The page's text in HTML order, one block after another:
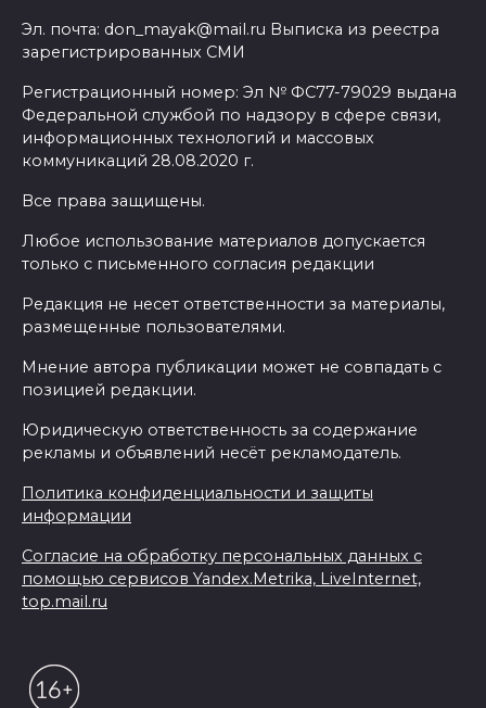
Эл. почта: don_mayak@mail.ru Выписка из реестра
зарегистрированных СМИ
Регистрационный номер: Эл № ФС77-79029 выдана
Федеральной службой по надзору в сфере связи,
информационных технологий и массовых
коммуникаций 28.08.2020 г.
Все права защищены.
Любое использование материалов допускается
только с письменного согласия редакции
Редакция не несет ответственности за материалы,
размещенные пользователями.
Мнение автора публикации может не совпадать с
позицией редакции.
Юридическую ответственность за содержание
рекламы и объявлений несёт рекламодатель.
Политика конфиденциальности и защиты
информации
Согласие на обработку персональных данных с
помощью сервисов Yandex.Metrika, LiveInternet,
top.mail.ru